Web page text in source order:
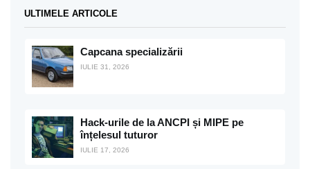
ULTIMELE ARTICOLE
Capcana specializării
IULIE 31, 2026
Hack-urile de la ANCPI și MIPE pe
înțelesul tuturor
IULIE 17, 2026